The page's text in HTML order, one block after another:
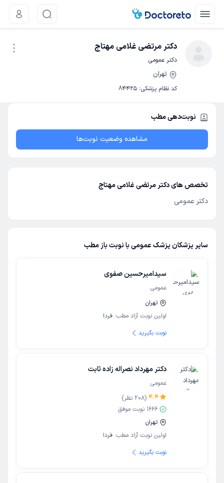
دکتر مرتضی غلامی مهتاج
دکتر عمومی
تهران
کد نظام پزشکی:
84425
نوبت‌دهی مطب
مشاهده وضعیت نوبت‌ها
تخصص های دکتر مرتضی غلامی مهتاج
دکتر عمومی
سایر پزشکان پزشک عمومی با نوبت باز مطب
سیدامیرحسین صفوی
عمومی
تهران
اولین نوبت آزاد مطب: فردا
نوبت بگیرید
دکتر مهرداد نصراله زاده ثابت
عمومی
4.4
(
208 نظر)
1666 نوبت موفق
تهران
اولین نوبت آزاد مطب: فردا
نوبت بگیرید